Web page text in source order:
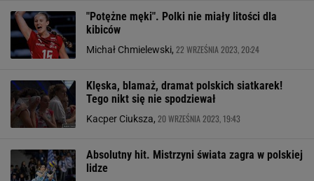
"Potężne męki". Polki nie miały litości dla
kibiców
Michał Chmielewski, 22 WRZEŚNIA 2023, 20:24
Klęska, blamaż, dramat polskich siatkarek!
Tego nikt się nie spodziewał
Kacper Ciuksza, 20 WRZEŚNIA 2023, 19:43
Absolutny hit. Mistrzyni świata zagra w polskiej
lidze